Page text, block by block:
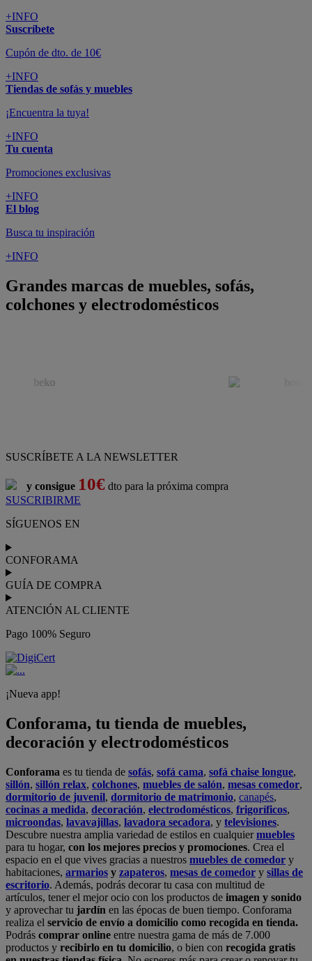
+INFO
Suscríbete
Cupón de dto. de 10€
+INFO
Tiendas de sofás y muebles
¡Encuentra la tuya!
+INFO
Tu cuenta
Promociones exclusivas
+INFO
El blog
Busca tu inspiración
+INFO
Grandes marcas de muebles, sofás,
colchones y electrodomésticos
SUSCRÍBETE A LA NEWSLETTER
y consigue 10€ dto para la próxima compra
SUSCRIBIRME
SÍGUENOS EN
CONFORAMA
GUÍA DE COMPRA
ATENCIÓN AL CLIENTE
Pago 100% Seguro
¡Nueva app!
Conforama, tu tienda de muebles,
decoración y electrodomésticos
Conforama es tu tienda de sofás, sofá cama, sofá chaise longue,
sillón, sillón relax, colchones, muebles de salón, mesas comedor,
dormitorio de juvenil, dormitorio de matrimonio, canapés,
cocinas a medida, decoración, electrodomésticos, frigoríficos,
microondas, lavavajillas, lavadora secadora, y televisiones.
Descubre nuestra amplia variedad de estilos en cualquiermuebles
para tu hogar, con los mejores precios y promociones. Crea el
espacio en el que vives gracias a nuestros muebles de comedor y
habitaciones, armarios y zapateros, mesas de comedor y sillas de
escritorio. Además, podrás decorar tu casa con multitud de
artículos, tener el mejor ocio con los productos de imagen y sonido
y aprovechar tu jardín en las épocas de buen tiempo. Conforama
realiza el servicio de envío a domicilio como recogida en tienda.
Podrás comprar online entre nuestra gama de más de 7.000
productos y recibirlo en tu domicilio, o bien con recogida gratis